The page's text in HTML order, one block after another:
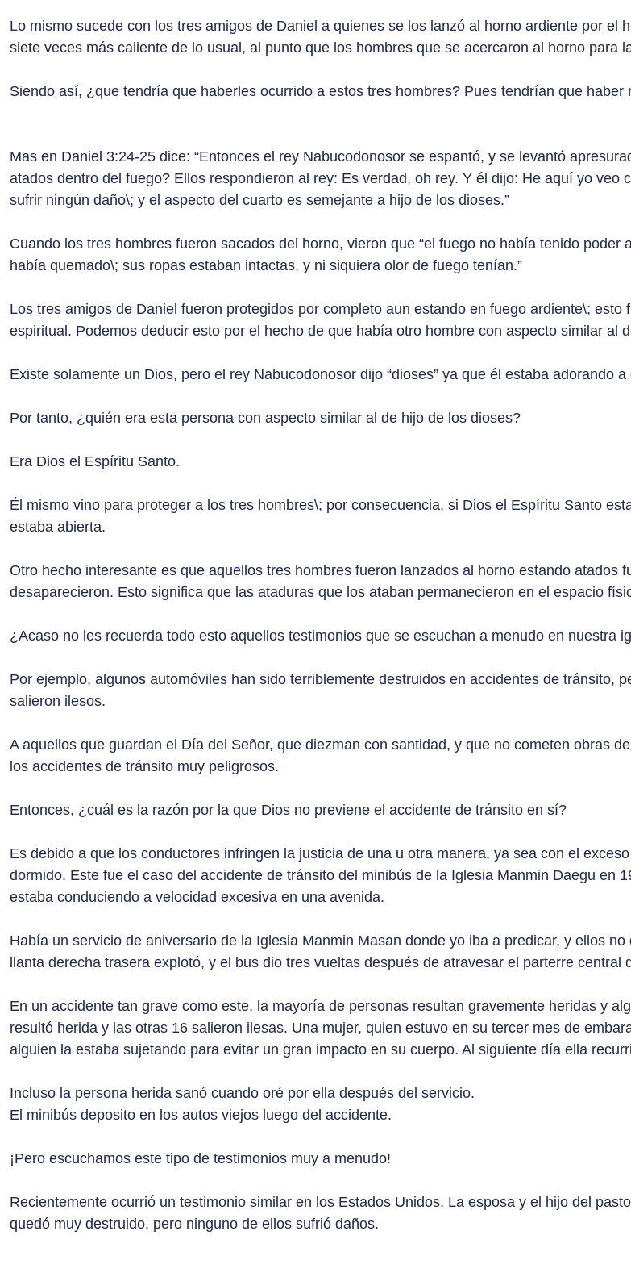
Lo mismo sucede con los tres amigos de Daniel a quienes se los lanzó al horno ardiente por
siete veces más caliente de lo usual, al punto que los hombres que se acercaron al horno para
Siendo así, ¿que tendría que haberles ocurrido a estos tres hombres? Pues tendrían que
Mas en Daniel 3:24-25 dice: “Entonces el rey Nabucodonosor se espantó, y se levantó
atados dentro del fuego? Ellos respondieron al rey: Es verdad, oh rey. Y él dijo: He aquí yo
sufrir ningún daño\; y el aspecto del cuarto es semejante a hijo de los dioses.”
Cuando los tres hombres fueron sacados del horno, vieron que “el fuego no había tenido
había quemado\; sus ropas estaban intactas, y ni siquiera olor de fuego tenían.”
Los tres amigos de Daniel fueron protegidos por completo aun estando en fuego ardiente\;
espiritual. Podemos deducir esto por el hecho de que había otro hombre con aspecto similar al
Existe solamente un Dios, pero el rey Nabucodonosor dijo “dioses” ya que él estaba adorando
Por tanto, ¿quién era esta persona con aspecto similar al de hijo de los dioses?
Era Dios el Espíritu Santo.
Él mismo vino para proteger a los tres hombres\; por consecuencia, si Dios el Espíritu Santo
estaba abierta.
Otro hecho interesante es que aquellos tres hombres fueron lanzados al horno estando atados
desaparecieron. Esto significa que las ataduras que los ataban permanecieron en el espacio
¿Acaso no les recuerda todo esto aquellos testimonios que se escuchan a menudo en nuestra
Por ejemplo, algunos automóviles han sido terriblemente destruidos en accidentes de tránsito,
salieron ilesos.
A aquellos que guardan el Día del Señor, que diezman con santidad, y que no cometen obras
los accidentes de tránsito muy peligrosos.
Entonces, ¿cuál es la razón por la que Dios no previene el accidente de tránsito en sí?
Es debido a que los conductores infringen la justicia de una u otra manera, ya sea con el
dormido. Este fue el caso del accidente de tránsito del minibús de la Iglesia Manmin Daegu en
estaba conduciendo a velocidad excesiva en una avenida.
Había un servicio de aniversario de la Iglesia Manmin Masan donde yo iba a predicar, y ellos
llanta derecha trasera explotó, y el bus dio tres vueltas después de atravesar el parterre central
En un accidente tan grave como este, la mayoría de personas resultan gravemente heridas y
resultó herida y las otras 16 salieron ilesas. Una mujer, quien estuvo en su tercer mes de
alguien la estaba sujetando para evitar un gran impacto en su cuerpo. Al siguiente día ella
Incluso la persona herida sanó cuando oré por ella después del servicio.
El minibús deposito en los autos viejos luego del accidente.
¡Pero escuchamos este tipo de testimonios muy a menudo!
Recientemente ocurrió un testimonio similar en los Estados Unidos. La esposa y el hijo del
quedó muy destruido, pero ninguno de ellos sufrió daños.